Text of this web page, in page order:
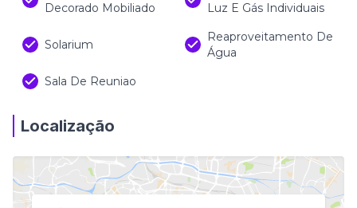
Decorado Mobiliado
Luz E Gás Individuais
Solarium
Reaproveitamento De
Água
Sala De Reuniao
Localização